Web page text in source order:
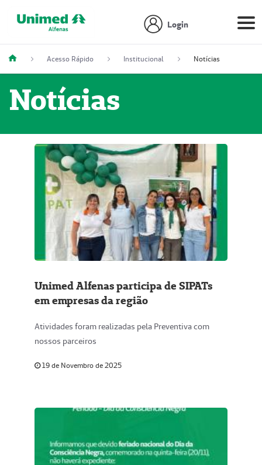
Login
Acesso Rápido Institucional Notícias
Notícias
Unimed Alfenas participa de SIPATs
em empresas da região
Atividades foram realizadas pela Preventiva com
nossos parceiros
19 de Novembro de 2025